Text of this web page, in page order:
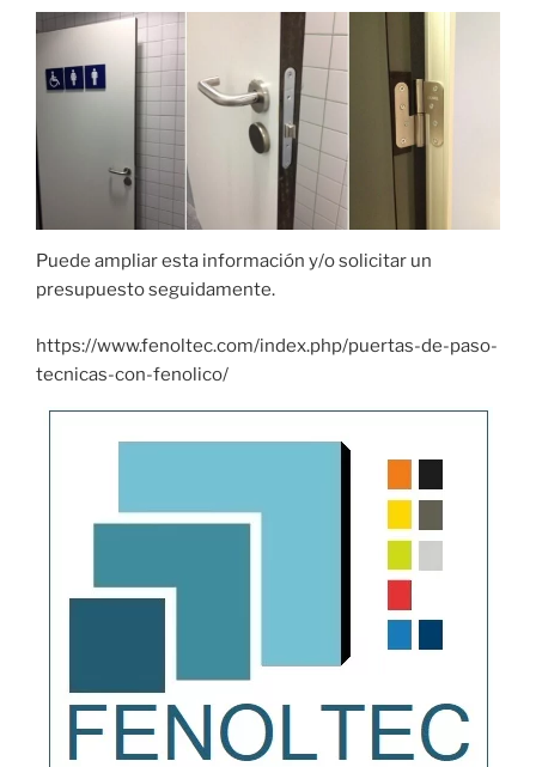
Puede ampliar esta información y/o solicitar un
presupuesto seguidamente.
https://www.fenoltec.com/index.php/puertas-de-paso-
tecnicas-con-fenolico/